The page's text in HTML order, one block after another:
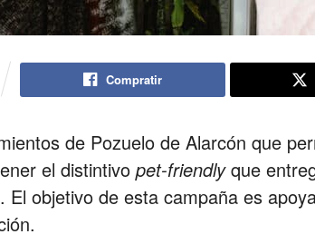
Compratir
de Pozuelo de Alarcón que
el distintivo pet-friendlyque
El objetivo de esta campaña es